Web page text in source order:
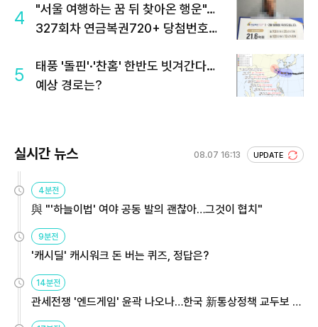
4
"서울 여행하는 꿈 뒤 찾아온 행운"…
327회차 연금복권720+ 당첨번호조
5
태풍 '돌핀'·'찬홈' 한반도 빗겨간다…
예상 경로는?
실시간 뉴스 08.07 16:13 UPDATE
4분전
與 "'하늘이법' 여야 공동 발의 괜찮아…그것이 협치"
9분전
'캐시딜' 캐시워크 돈 버는 퀴즈, 정답은?
14분전
관세전쟁 '엔드게임' 윤곽 나오나…한국 新통상정책 교두보 활
용해야